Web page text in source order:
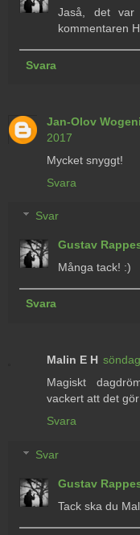
Jaså, det var
kommentaren
Svara
Jan-Olov
2017
Mycket snyggt!
Svara
Svar
Gustav
Många tack! :)
Svara
Malin E H
Magiskt
vackert att det
Svara
Svar
Gustav
Tack ska du